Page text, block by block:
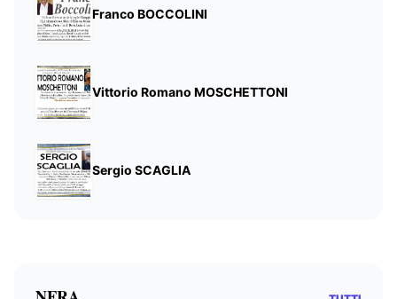
Franco BOCCOLINI
Vittorio Romano MOSCHETTONI
Sergio SCAGLIA